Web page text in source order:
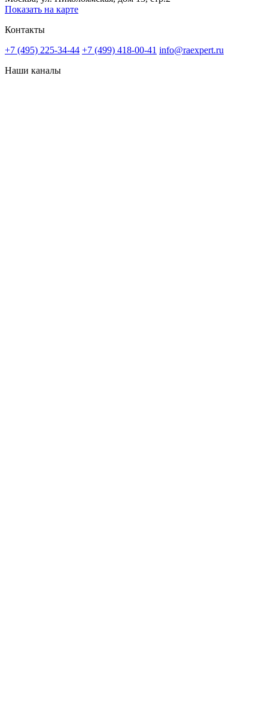
Показать на карте
Контакты
+7 (495) 225-34-44 +7 (499) 418-00-41 info@raexpert.ru
Наши каналы